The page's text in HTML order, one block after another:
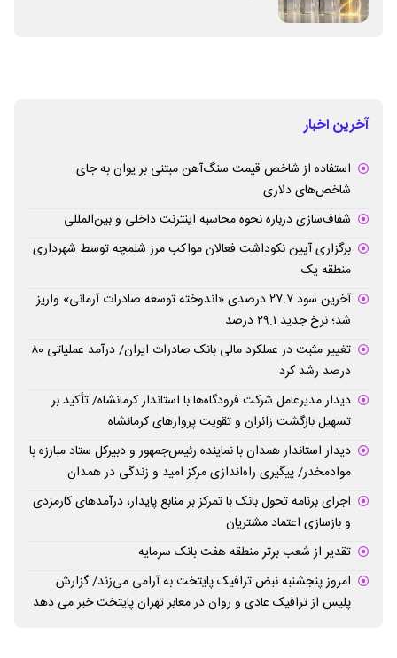
آخرین اخبار
استفاده از شاخص قیمت سنگ‌آهن مبتنی بر یوان به جای
شاخص‌های دلاری
شفاف‌سازی درباره نحوه محاسبه اینترنت داخلی و بین‌المللی
برگزاری آیین نکوداشت فعالان مواکب مرز شلمچه توسط شهرداری
منطقه یک
آخرین سود ۲۷.۷ درصدی «اندوخته توسعه صادرات آرمانی» واریز
شد؛ نرخ جدید ۲۹.۱ درصد
تغییر مثبت در عملکرد مالی بانک صادرات ایران/ درآمد عملیاتی ۸۰
درصد رشد کرد
دیدار مدیرعامل شرکت فرودگاه‌ها با استاندار کرمانشاه/ تأکید بر
تسهیل بازگشت زائران و تقویت پروازهای کرمانشاه
دیدار استاندار همدان با نماینده رئیس‌جمهور و دبیرکل ستاد مبارزه با
موادمخدر/ پیگیری راه‌اندازی مرکز امید و زندگی در همدان
اجرای برنامه تحول بانک با تمرکز بر منابع پایدار، درآمدهای کارمزدی
و بازسازی اعتماد مشتریان
تقدیر از شعب برتر منطقه هفت بانک سرمایه
امروز پنجشنبه نبض ترافیک پایتخت به آرامی می‌زند/ گزارش
پلیس از ترافیک عادی و روان در معابر تهران پایتخت خبر می دهد